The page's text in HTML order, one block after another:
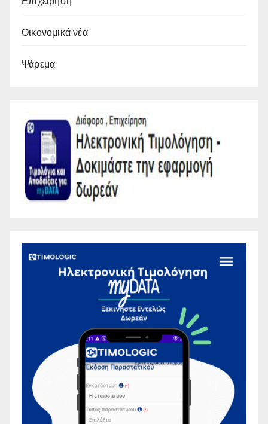
Οικονομικά νέα
Ψάρεμα